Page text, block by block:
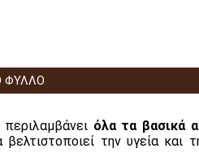
ΦΎΛΛΟ
όλα τα βασικά
βελτιστοποιεί την υγεία